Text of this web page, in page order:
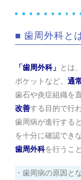
■ 歯周外科と
「歯周外科」 とは
ポケットなど、 通
歯石や炎症組織を
改善する目的で行
歯周病が進行する
を十分に確認でき
歯周外科を行うこ
・歯周病の原因と